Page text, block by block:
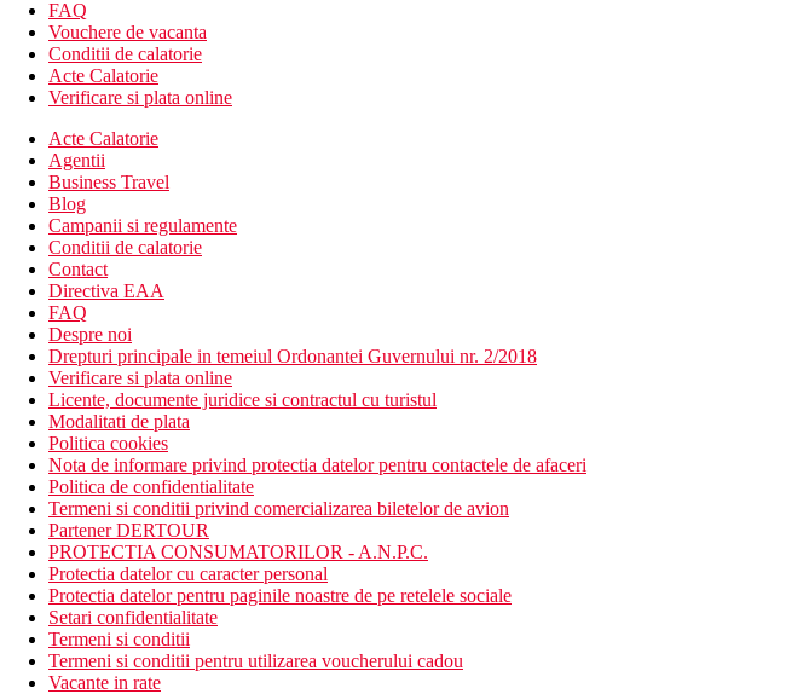
Mic dejun si cina tip bufet
Plaja
plaja de nisip artificiala chiar langa hotel
sezlonguri si umbrele gratuite
recomandam turistilor sa aiba incaltaminte speciala pentru intrarea in mare
Activitati sportive
Gratuit:tenis de camp, fitness, tenis de masa, sauna, baie de aburi
Contra cost:lectii de tenis, centru de scufundari
Facilitati copii
patut gratuit
loc de joaca pentru copii
miniclub pentru copii
meniu pentru copii in restaurant
babysitting contra cost
Carduri
VISA, CE/MC.
Site-ul web
www.stademos.com.cy
Internet
Gratuit:WI-FI in intregul hotel.
Distanţe
FAQ
Vouchere de vacanta
Conditii de calatorie
Acte Calatorie
Verificare si plata online
Acte Calatorie
Agentii
Business Travel
Blog
Campanii si regulamente
Conditii de calatorie
Contact
Directiva EAA
FAQ
Despre noi
Drepturi principale in temeiul Ordonantei Guvernului nr. 2/2018
Verificare si plata online
Licente, documente juridice si contractul cu turistul
Modalitati de plata
Politica cookies
Nota de informare privind protectia datelor pentru contactele de afaceri
Politica de confidentialitate
Termeni si conditii privind comercializarea biletelor de avion
Partener DERTOUR
PROTECTIA CONSUMATORILOR - A.N.P.C.
Protectia datelor cu caracter personal
Protectia datelor pentru paginile noastre de pe retelele sociale
Setari confidentialitate
Termeni si conditii
Termeni si conditii pentru utilizarea voucherului cadou
Vacante in rate